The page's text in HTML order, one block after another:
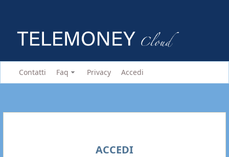
Contatti Faq Privacy Accedi
ACCEDI